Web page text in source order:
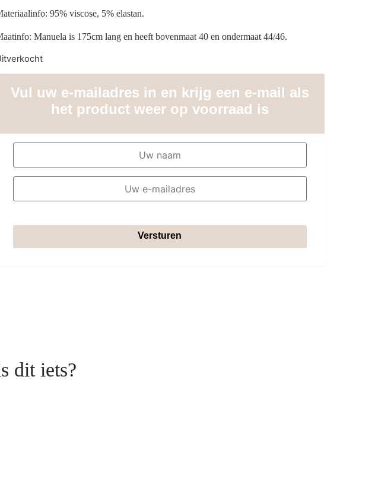
95% viscose, 5% elastan.
Manuela is 175cm lang en heeft bovenmaat 40 en ondermaat 44/46.
Vul uw e-mailadres in en krijg een e-mail als
het product weer op voorraad is
Versturen
dit iets?